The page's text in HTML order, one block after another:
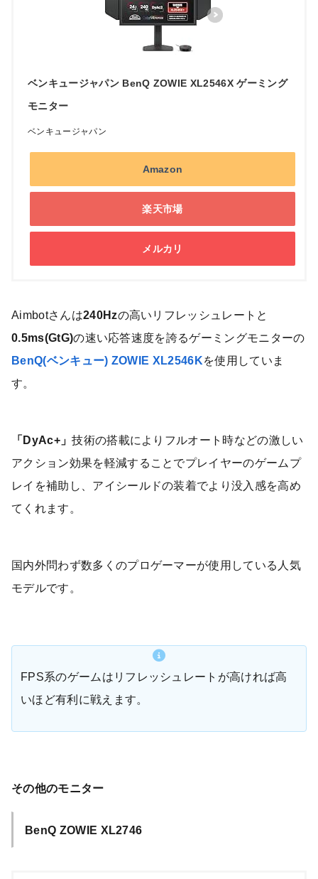
ベンキュージャパン BenQ ZOWIE XL2546X ゲーミング
モニター
ベンキュージャパン
Amazon
楽天市場
メルカリ
Aimbotさんは240Hzの高いリフレッシュレートと
0.5ms(GtG)の速い応答速度を誇るゲーミングモニターの
BenQ(ベンキュー) ZOWIE XL2546Kを使用していま
す。
「DyAc+」技術の搭載によりフルオート時などの激しい
アクション効果を軽減することでプレイヤーのゲームプ
レイを補助し、アイシールドの装着でより没入感を高め
てくれます。
国内外問わず数多くのプロゲーマーが使用している人気
モデルです。
FPS系のゲームはリフレッシュレートが高ければ高
いほど有利に戦えます。
その他のモニター
BenQ ZOWIE XL2746